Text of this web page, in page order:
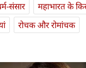
संसार
महाभारत के
रोचक और रोमांचक